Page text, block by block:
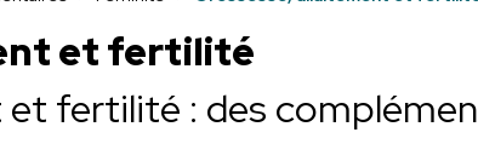
et fertilité
fertilité : des